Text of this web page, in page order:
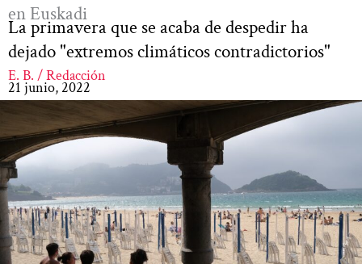
en Euskadi
La primavera que se acaba de despedir ha
dejado "extremos climáticos contradictorios"
E. B. / Redacción
21 junio, 2022